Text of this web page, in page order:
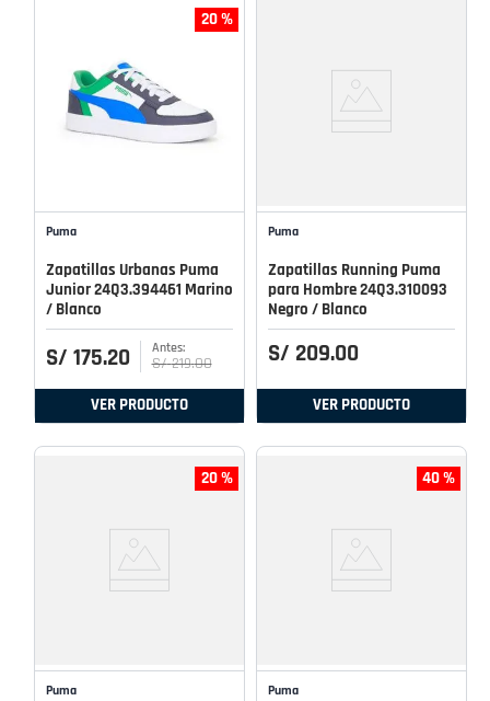
20 %
Puma
Zapatillas Urbanas Puma
Junior 24Q3.394461 Marino
/ Blanco
S/ 175.20 S/ 219.00
VER PRODUCTO
Puma
Zapatillas Running Puma
para Hombre 24Q3.310093
Negro / Blanco
S/ 209.00
VER PRODUCTO
20 %
Puma
40 %
Puma